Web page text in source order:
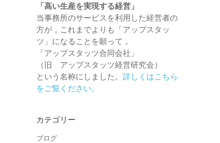
「高い生産を実現する経営」
当事務所のサービスを利用した経営者の
方が，これまでよりも「アップスタッ
ツ」になることを願って，
「アップスタッツ合同会社」
（旧 アップスタッツ経営研究会）
という名称にしました。 詳しくはこちら
をご覧ください。
カテゴリー
ブログ